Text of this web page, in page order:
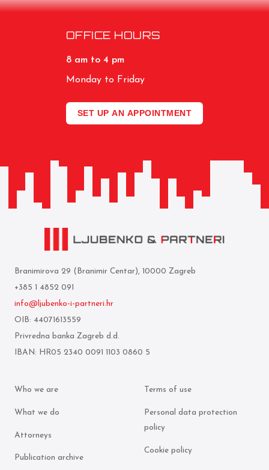
OFFICE HOURS
8 am to 4 pm
Monday to Friday
SET UP AN APPOINTMENT
Branimirova 29 (Branimir Centar), 10000 Zagreb
+385 1 4852 091
info@ljubenko-i-partneri.hr
OIB: 44071613559
Privredna banka Zagreb d.d.
IBAN: HR05 2340 0091 1103 0860 5
Who we are
What we do
Attorneys
Publication archive
Terms of use
Personal data protection
policy
Cookie policy